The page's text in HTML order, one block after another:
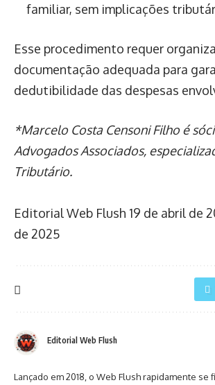
familiar, sem implicações
Esse procedimento requer
documentação adequada para
dedutibilidade das despesas
*Marcelo Costa Censoni Filho é
Advogados Associados,
Tributário.
Editorial Web Flush 19 de abril de
de 2025
Editorial Web Flush
Lançado em 2018, o Web Flush rapidamente se